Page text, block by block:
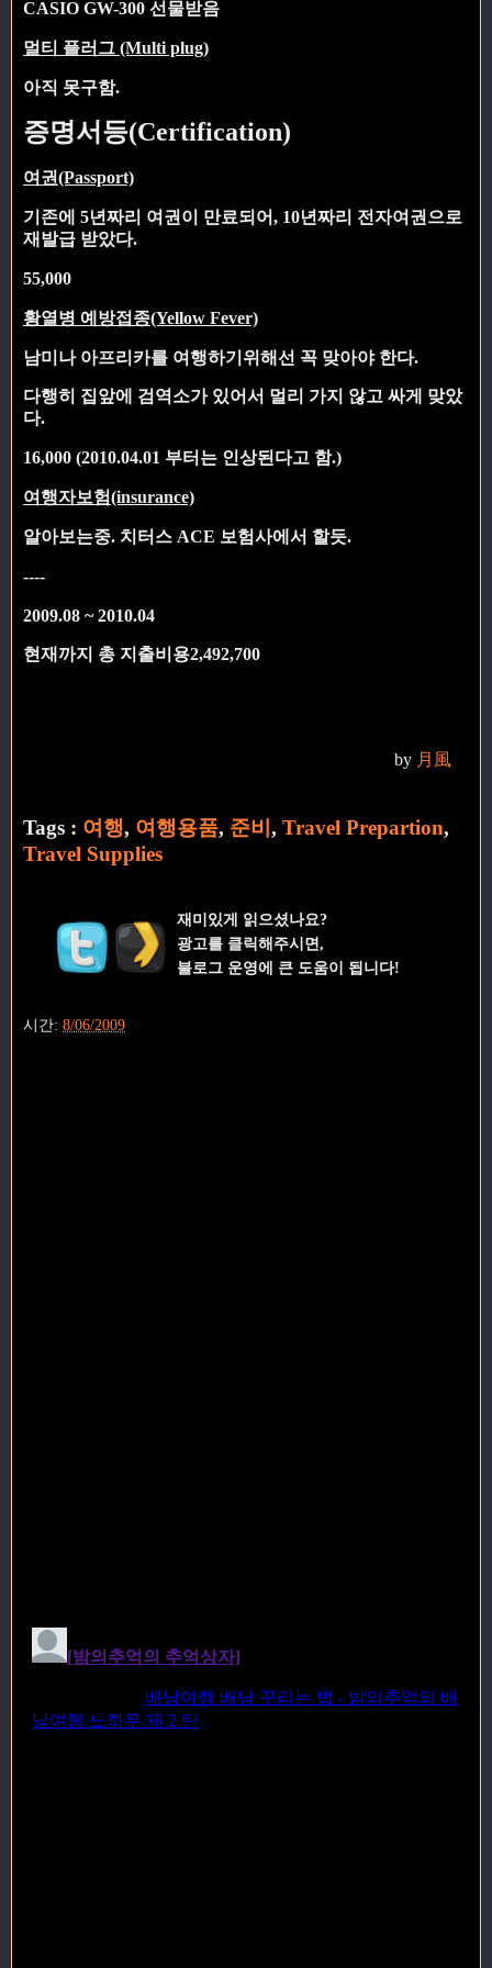
CASIO GW-300 선물받음
멀티 플러그 (Multi plug)
아직 못구함.
증명서등(Certification)
여권(Passport)
기존에 5년짜리 여권이 만료되어, 10년짜리 전자여권으로
재발급 받았다.
55,000
황열병 예방접종(Yellow Fever)
남미나 아프리카를 여행하기위해선 꼭 맞아야 한다.
다행히 집앞에 검역소가 있어서 멀리 가지 않고 싸게 맞았
다.
16,000 (2010.04.01 부터는 인상된다고 함.)
여행자보험(insurance)
알아보는중. 치터스 ACE 보험사에서 할듯.
----
2009.08 ~ 2010.04
현재까지 총 지출비용2,492,700
by 月風
Tags : 여행, 여행용품, 준비 , Travel Prepartion,
Travel Supplies
재미있게 읽으셨나요?
광고를 클릭해주시면,
블로그 운영에 큰 도움이 됩니다!
시간: 8/06/2009